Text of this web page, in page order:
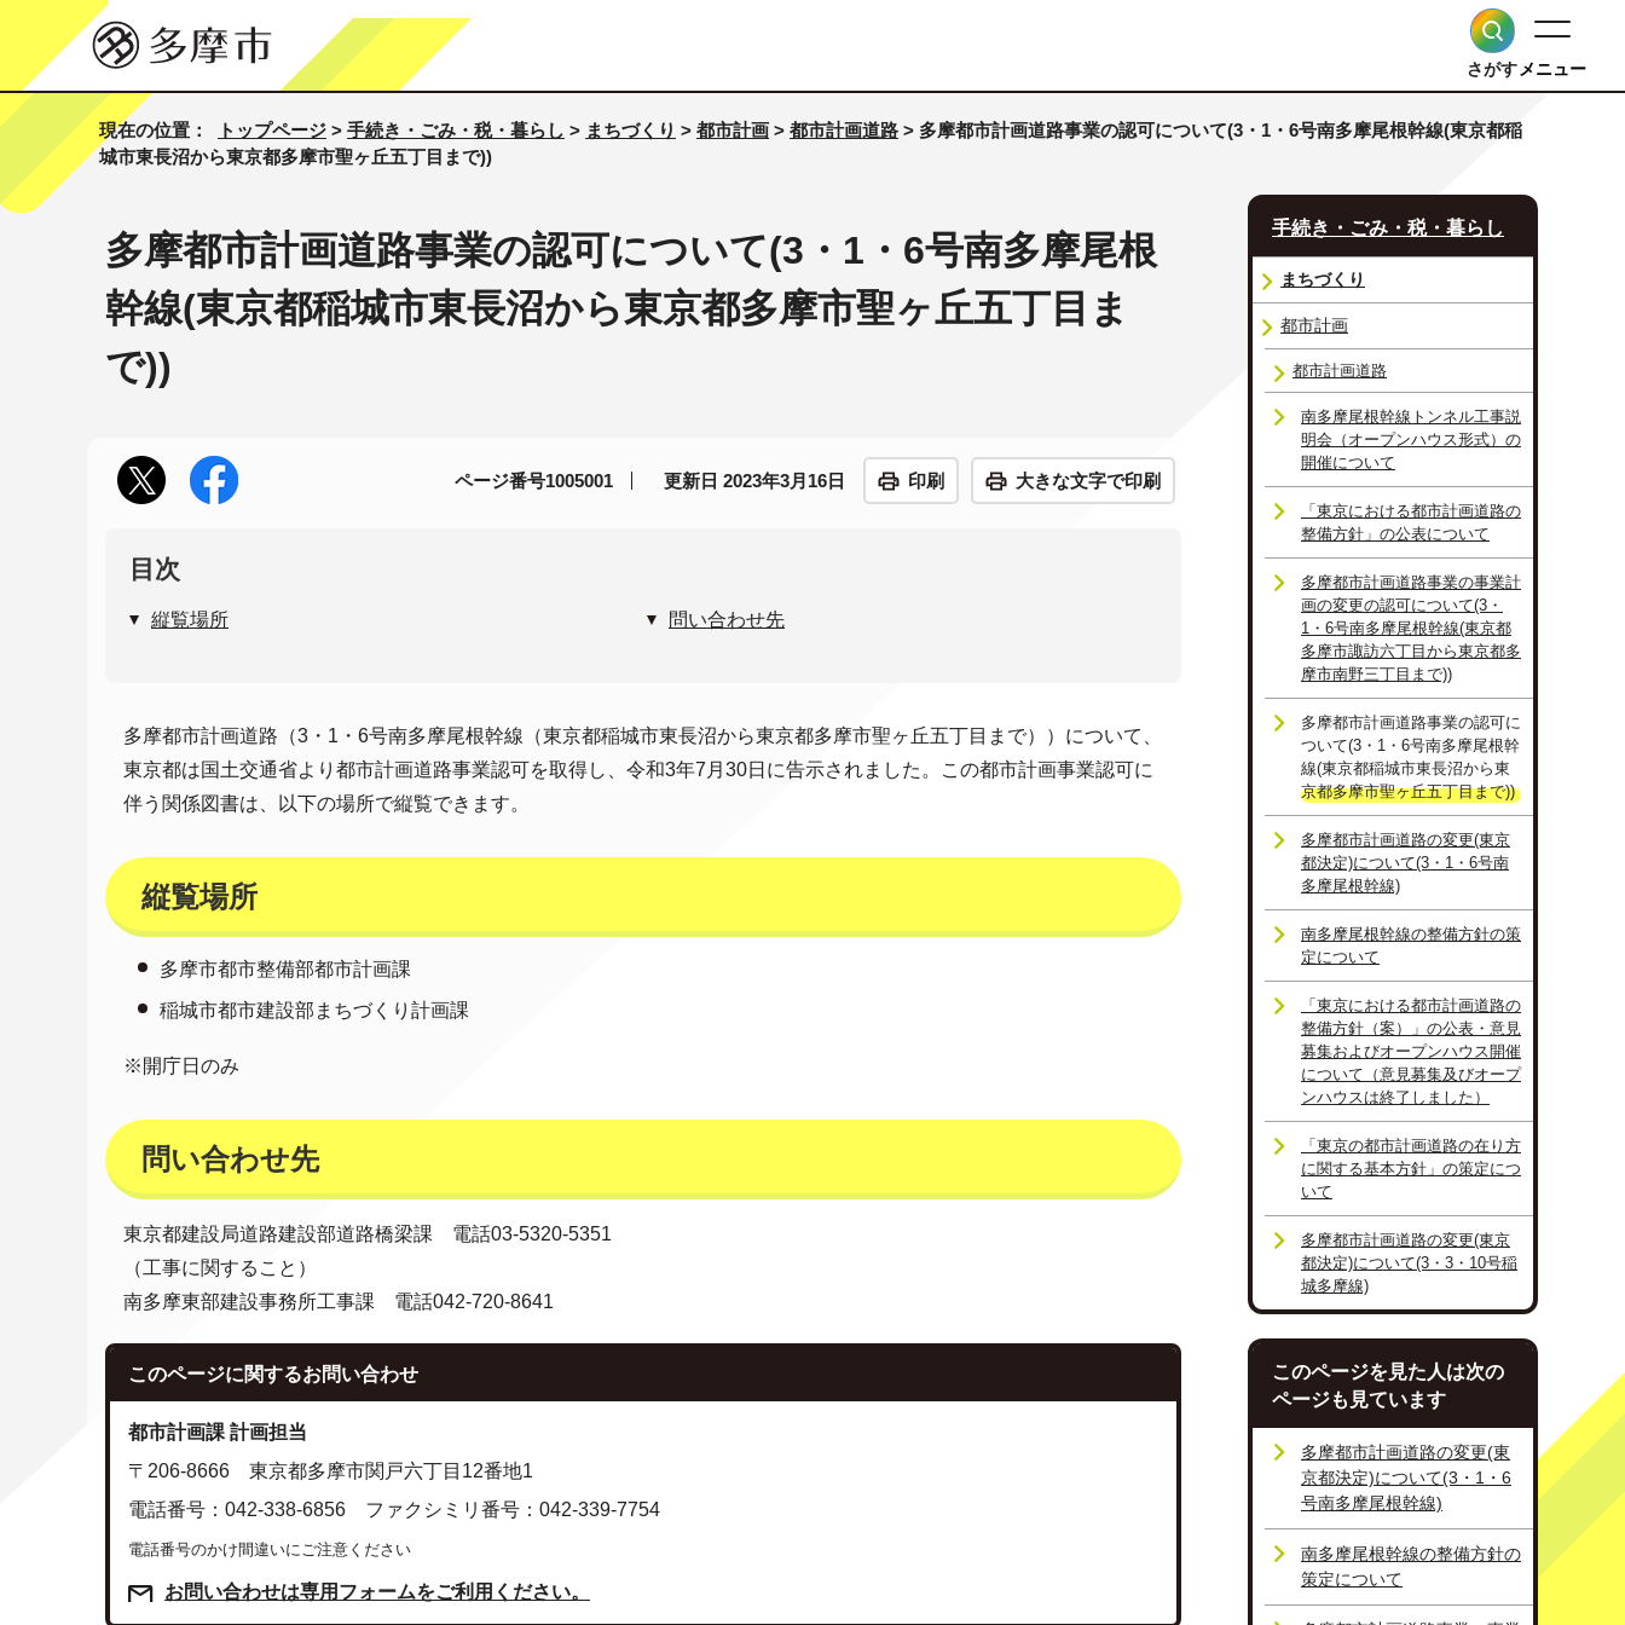
さがすメニュー
現在の位置： トップページ > 手続き・ごみ・税・暮らし > まちづくり > 都市計画 > 都市計画道路 > 多摩都市計画道路事業の認可について(3・1・6号南多摩尾根幹線(東京都稲
城市東長沼から東京都多摩市聖ヶ丘五丁目まで))
多摩都市計画道路事業の認可について(3・1・6号南多摩尾根
幹線(東京都稲城市東長沼から東京都多摩市聖ヶ丘五丁目ま
で))
ページ番号1005001 更新日 2023年3月16日 印刷 大きな文字で印刷
目次
縦覧場所 問い合わせ先
多摩都市計画道路（3・1・6号南多摩尾根幹線（東京都稲城市東長沼から東京都多摩市聖ヶ丘五丁目まで））について、
東京都は国土交通省より都市計画道路事業認可を取得し、令和3年7月30日に告示されました。この都市計画事業認可に
伴う関係図書は、以下の場所で縦覧できます。
縦覧場所
多摩市都市整備部都市計画課
稲城市都市建設部まちづくり計画課
※開庁日のみ
問い合わせ先
東京都建設局道路建設部道路橋梁課 電話03-5320-5351
（工事に関すること）
南多摩東部建設事務所工事課 電話042-720-8641
このページに関するお問い合わせ
都市計画課 計画担当
〒206-8666 東京都多摩市関戸六丁目12番地1
電話番号：042-338-6856 ファクシミリ番号：042-339-7754
電話番号のかけ間違いにご注意ください
お問い合わせは専用フォームをご利用ください。
手続き・ごみ・税・暮らし
まちづくり
都市計画
都市計画道路
南多摩尾根幹線トンネル工事説
明会（オープンハウス形式）の
開催について
「東京における都市計画道路の
整備方針」の公表について
多摩都市計画道路事業の事業計
画の変更の認可について(3・
1・6号南多摩尾根幹線(東京都
多摩市諏訪六丁目から東京都多
摩市南野三丁目まで))
多摩都市計画道路事業の認可に
ついて(3・1・6号南多摩尾根幹
線(東京都稲城市東長沼から東
京都多摩市聖ヶ丘五丁目まで))
多摩都市計画道路の変更(東京
都決定)について(3・1・6号南
多摩尾根幹線)
南多摩尾根幹線の整備方針の策
定について
「東京における都市計画道路の
整備方針（案）」の公表・意見
募集およびオープンハウス開催
について（意見募集及びオープ
ンハウスは終了しました）
「東京の都市計画道路の在り方
に関する基本方針」の策定につ
いて
多摩都市計画道路の変更(東京
都決定)について(3・3・10号稲
城多摩線)
このページを見た人は次の
ページも見ています
多摩都市計画道路の変更(東
京都決定)について(3・1・6
号南多摩尾根幹線)
南多摩尾根幹線の整備方針の
策定について